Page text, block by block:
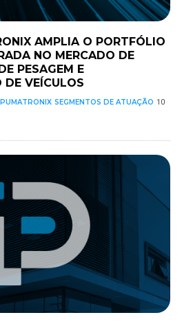
AMPLIA O PORTFÓLIO
NO MERCADO DE
PESAGEM E
DE VEÍCULOS
SEGMENTOS DE ATUAÇÃO 10